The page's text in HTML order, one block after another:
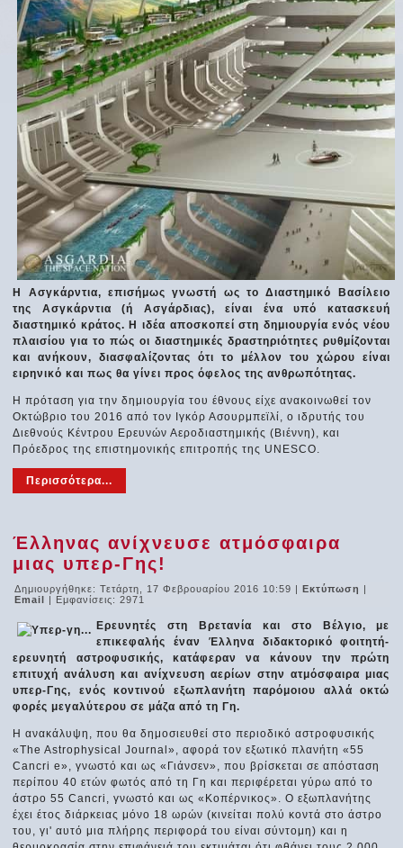
Η Ασγκάρντια, επισήμως γνωστή ως το Διαστημικό Βασίλειο
της Ασγκάρντια (ή Ασγάρδιας), είναι ένα υπό κατασκευή
διαστημικό κράτος. Η ιδέα αποσκοπεί στη δημιουργία ενός νέου
πλαισίου για το πώς οι διαστημικές δραστηριότητες ρυθμίζονται
και ανήκουν, διασφαλίζοντας ότι το μέλλον του χώρου είναι
ειρηνικό και πως θα γίνει προς όφελος της ανθρωπότητας.
Η πρόταση για την δημιουργία του έθνους είχε ανακοινωθεί τον
Οκτώβριο του 2016 από τον Ιγκόρ Ασουρμπεϊλί, ο ιδρυτής του
Διεθνούς Κέντρου Ερευνών Αεροδιαστημικής (Βιέννη), και
Πρόεδρος της επιστημονικής επιτροπής της UNESCO.
Περισσότερα...
Έλληνας ανίχνευσε ατμόσφαιρα
μιας υπερ-Γης!
Δημιουργήθηκε: Τετάρτη, 17 Φεβρουαρίου 2016 10:59 |Εκτύπωση |
Email | Εμφανίσεις: 2971
Ερευνητές στη Βρετανία και στο Βέλγιο, με
επικεφαλής έναν Έλληνα διδακτορικό φοιτητή-
ερευνητή αστροφυσικής, κατάφεραν να κάνουν την πρώτη
επιτυχή ανάλυση και ανίχνευση αερίων στην ατμόσφαιρα μιας
υπερ-Γης, ενός κοντινού εξωπλανήτη παρόμοιου αλλά οκτώ
φορές μεγαλύτερου σε μάζα από τη Γη.
Η ανακάλυψη, που θα δημοσιευθεί στο περιοδικό αστροφυσικής
«The Astrophysical Journal», αφορά τον εξωτικό πλανήτη «55
Cancri e», γνωστό και ως «Γιάνσεν», που βρίσκεται σε απόσταση
περίπου 40 ετών φωτός από τη Γη και περιφέρεται γύρω από το
άστρο 55 Cancri, γνωστό και ως «Κοπέρνικος». Ο εξωπλανήτης
έχει έτος διάρκειας μόνο 18 ωρών (κινείται πολύ κοντά στο άστρο
του, γι' αυτό μια πλήρης περιφορά του είναι σύντομη) και η